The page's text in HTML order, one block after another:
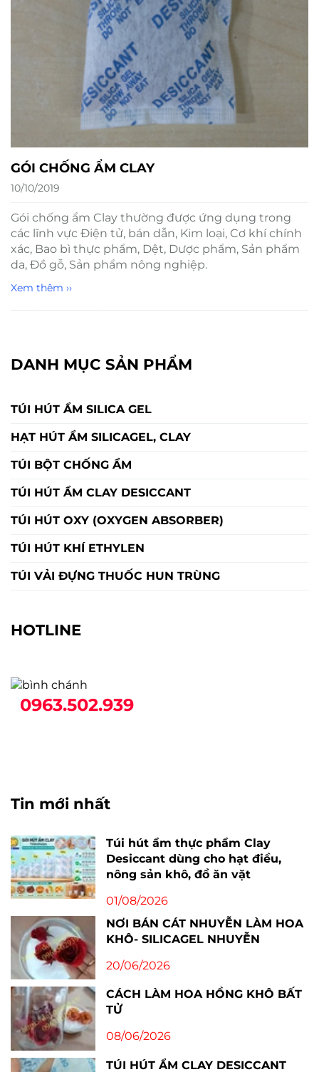
GÓI CHỐNG ẨM CLAY
10/10/2019
Gói chống ẩm Clay thường được ứng dụng trong
các lĩnh vực Điện tử, bán dẫn, Kim loại, Cơ khí chính
xác, Bao bì thực phẩm, Dệt, Dược phẩm, Sản phẩm
da, Đồ gỗ, Sản phẩm nông nghiệp.
Xem thêm ››
DANH MỤC SẢN PHẨM
TÚI HÚT ẨM SILICA GEL
HẠT HÚT ẨM SILICAGEL, CLAY
TÚI BỘT CHỐNG ẨM
TÚI HÚT ẨM CLAY DESICCANT
TÚI HÚT OXY (OXYGEN ABSORBER)
TÚI HÚT KHÍ ETHYLEN
TÚI VẢI ĐỰNG THUỐC HUN TRÙNG
HOTLINE
0963.502.939
Tin mới nhất
Túi hút ẩm thực phẩm Clay
Desiccant dùng cho hạt điều,
nông sản khô, đồ ăn vặt
01/08/2026
NƠI BÁN CÁT NHUYỄN LÀM HOA
KHÔ- SILICAGEL NHUYỄN
20/06/2026
CÁCH LÀM HOA HỒNG KHÔ BẤT
TỬ
08/06/2026
TÚI HÚT ẨM CLAY DESICCANT